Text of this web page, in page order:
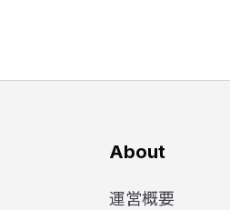
About
運営概要